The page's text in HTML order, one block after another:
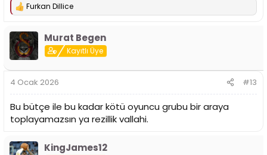
T
k
i
l
:
Furkan Dillice
Murat Begen
Kayıtlı Üye
4 Ocak 2026 #13
Bu bütçe ile bu kadar kötü oyuncu grubu bir araya
toplayamazsın ya rezillik vallahi.
KingJames12